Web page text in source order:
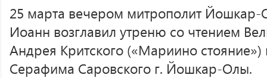
25 марта вечером митрополит
Иоанн возглавил утреню со чтением
Андрея Критского («Мариино
Серафима Саровского г. Йошкар-Олы.